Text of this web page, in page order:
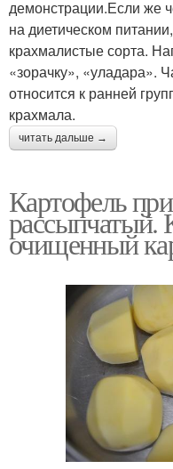
демонстрации.Если же
на диетическом
крахмалистые сорта.
«зорачку», «уладара».
относится к ранней
крахмала.
читать дальше →
Картофель
рассыпчатый.
очищенный